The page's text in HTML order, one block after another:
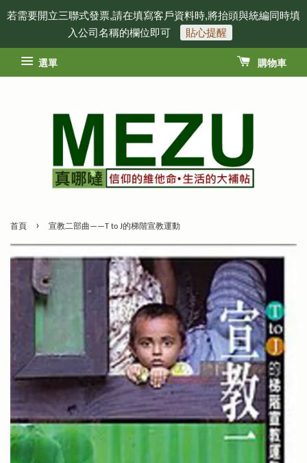
若需要開立三聯式發票,請在填寫客戶資料時,將抬頭與統編同時填
入公司名稱的欄位即可
貼心提醒
選單 購物車
首頁 › 宣教二部曲——T to J的梯階宣教運動